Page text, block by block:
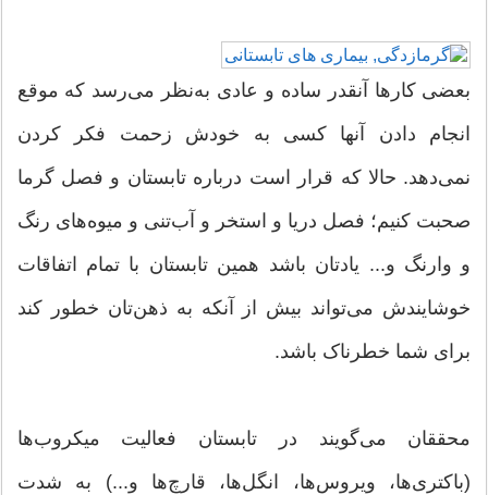
بعضی کارها آنقدر ساده و عادی به‌نظر می‌رسد که موقع
انجام دادن‌ آنها کسی به خودش زحمت فکر کردن
نمی‌دهد. حالا که قرار است درباره تابستان و فصل گرما
صحبت کنیم؛ فصل دریا و استخر و آب‌تنی و میوه‌های رنگ
و وارنگ و... یادتان باشد همین تابستان با تمام اتفاقات
خوشایندش می‌تواند بیش از آنکه به ذهن‌تان خطور کند
برای شما خطرناک باشد.
محققان می‌گویند در تابستان فعالیت میکروب‌ها
(باکتری‌ها، ویروس‌ها، انگل‌ها، قارچ‌ها و...) به شدت